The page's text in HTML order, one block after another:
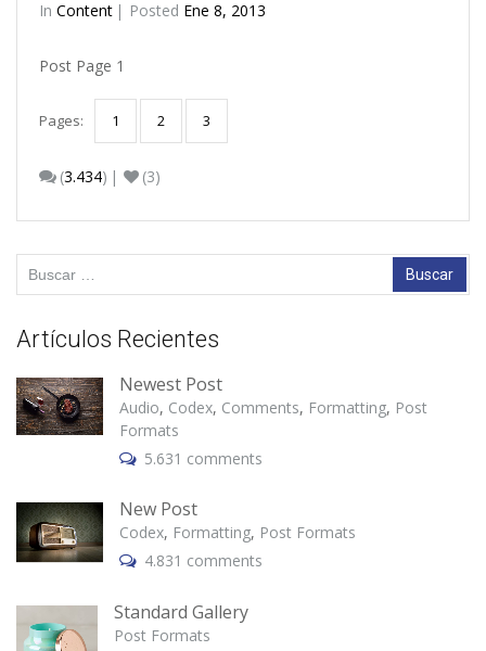
In Content Posted Ene 8, 2013
Post Page 1
Pages: 1 2 3
(3.434) (3)
Artículos Recientes
Newest Post
Audio, Codex, Comments, Formatting, Post
Formats
5.631 comments
New Post
Codex, Formatting, Post Formats
4.831 comments
Standard Gallery
Post Formats